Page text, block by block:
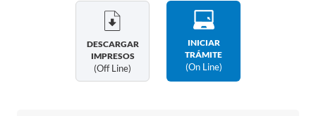
DESCARGAR
IMPRESOS
(off Line)
INICIAR
TRÁMITE
(on Line)